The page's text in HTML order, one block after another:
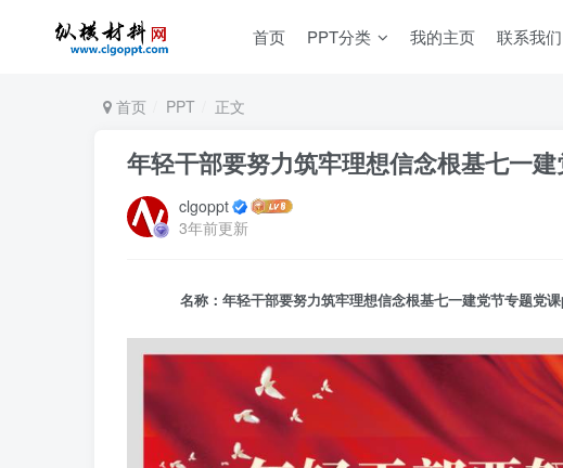
首页 PPT分类 我的主页 联系我们
首页 PPT 正文
年轻干部要努力筑牢理想信念根基七一
clgoppt
3年前更新
名称：年轻干部要努力筑牢理想信念根基七一建党节专题党